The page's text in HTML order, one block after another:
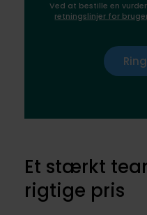
Ved at bestille en
retningslinjer for
Et stærkt
rigtige pris